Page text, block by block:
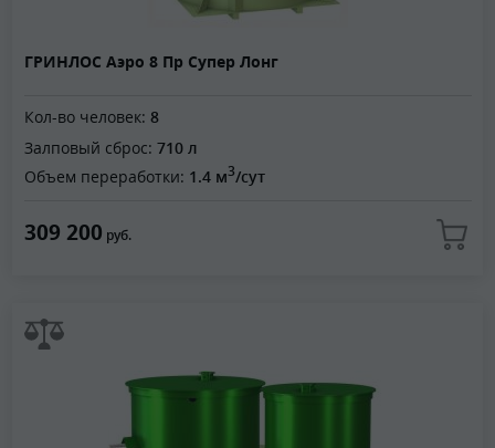
ГРИНЛОС Аэро 8 Пр Супер Лонг
Кол-во человек: 8
Залповый сброс: 710 л
Объем переработки: 1.4 м3/сут
309 200 руб.